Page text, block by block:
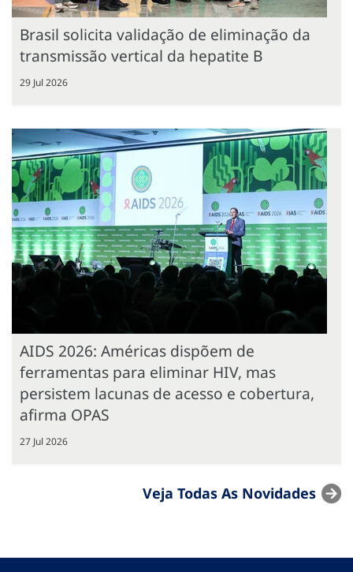
Brasil solicita validação de eliminação da
transmissão vertical da hepatite B
29 Jul 2026
AIDS 2026: Américas dispõem de
ferramentas para eliminar HIV, mas
persistem lacunas de acesso e cobertura,
afirma OPAS
27 Jul 2026
Veja Todas As Novidades